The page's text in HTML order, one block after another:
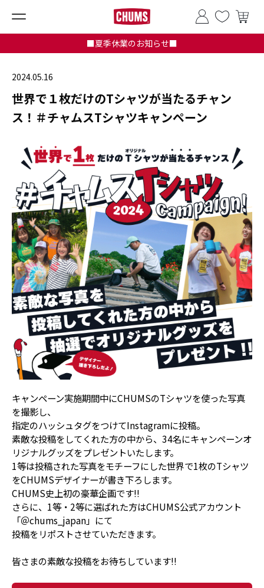
■夏季休業のお知らせ■
2024.05.16
世界で１枚だけのTシャツが当たるチャン
ス！＃チャムスTシャツキャンペーン
キャンペーン実施期間中にCHUMSのTシャツを使った写真
を撮影し、
指定のハッシュタグをつけてInstagramに投稿。
素敵な投稿をしてくれた方の中から、34名にキャンペーンオ
リジナルグッズをプレゼントいたします。
1等は投稿された写真をモチーフにした世界で1枚のTシャツ
をCHUMSデザイナーが書き下ろします。
CHUMS史上初の豪華企画です!!
さらに、1等・2等に選ばれた方はCHUMS公式アカウント
「＠chums_japan」にて
投稿をリポストさせていただきます。
皆さまの素敵な投稿をお待ちしています!!